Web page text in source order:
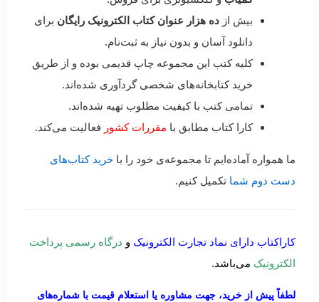
بیش از ده هزار عنوان کتاب الکترونیک رایگان برای
دانلود آسان و بدون نیاز به ثبت‌نام.
کلیه کتب این مجموعه چاپ قدیمی بوده و از طریق
خرید کتابخانه‌های شخصی گردآوری شده‌اند.
تمامی کتب با کیفیت مطلوب تهیه شده‌اند.
کارا کتاب مطابق با مقررات کشور فعالیت می‌کند.
ما همواره آماده‌ایم تا مجموعه‌ی خود را با خرید کتاب‌های
دست دوم شما تکمیل کنیم.
کاراکتاب دارای نماد تجارت الکترونیک و درگاه رسمی پرداخت
الکترونیک می‌باشد.
لطفاً پیش از خرید، جهت مشاوره یا استعلام قیمت با شماره‌های